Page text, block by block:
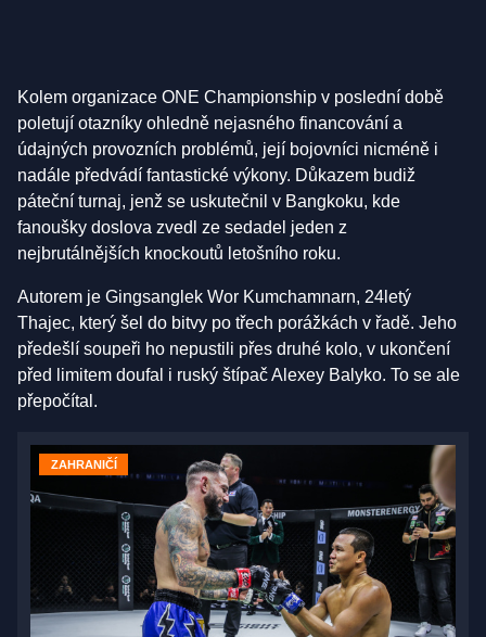
Kolem organizace ONE Championship v poslední době
poletují otazníky ohledně nejasného financování a
údajných provozních problémů, její bojovníci nicméně i
nadále předvádí fantastické výkony. Důkazem budiž
páteční turnaj, jenž se uskutečnil v Bangkoku, kde
fanoušky doslova zvedl ze sedadel jeden z
nejbrutálnějších knockoutů letošního roku.
Autorem je Gingsanglek Wor Kumchamnarn, 24letý
Thajec, který šel do bitvy po třech porážkách v řadě. Jeho
předešlí soupeři ho nepustili přes druhé kolo, v ukončení
před limitem doufal i ruský štípač Alexey Balyko. To se ale
přepočítal.
ZAHRANIČÍ